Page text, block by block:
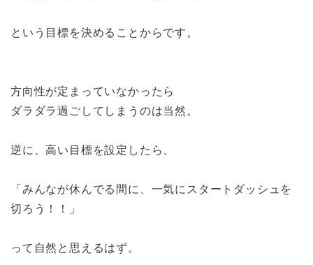
という目標を決めることからです。
方向性が定まっていなかったら
ダラダラ過ごしてしまうのは当然。
逆に、高い目標を設定したら、
「みんなが休んでる間に、一気にスタートダッシュを
切ろう！！」
って自然と思えるはず。